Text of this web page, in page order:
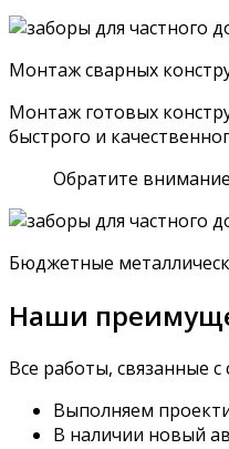
Монтаж сварных
Монтаж готовых
быстрого и
Обратите
Бюджетные
Наши
Все работы, связанные
Выполняем
В наличии новый